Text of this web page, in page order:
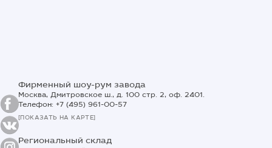
Фирменный шоу-рум завода
Москва, Дмитровское ш., д. 100 стр. 2, оф. 2401.
Телефон: +7 (495) 961-00-57
[ПОКАЗАТЬ НА КАРТЕ]
Региональный склад